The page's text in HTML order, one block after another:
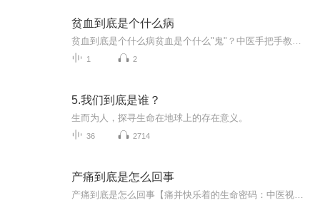
贫血到底是个什么病
1 2
5.我们到底是谁？
生而为人，探寻生命在地球上的存在意义。
36 2714
产痛到底是怎么回事